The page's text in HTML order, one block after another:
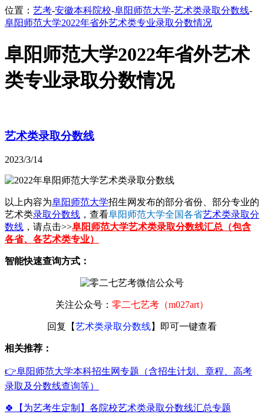
位置： 艺考-安徽本科院校-阜阳师范大学-艺术类录取分数线-
阜阳师范大学2022年省外艺术类专业录取分数情况
阜阳师范大学2022年省外艺术
类专业录取分数情况
艺术类录取分数线
2023/3/14
以上内容为阜阳师范大学招生网发布的部分省份、部分专业的
艺术类录取分数线 ，查看阜阳师范大学全国各省艺术类录取分
数线 ，请点击>>阜阳师范大学艺术类录取分数线汇总（包含
各省、各艺术类专业）
智能快速查询方式：
关注公众号： 零二七艺考（m027art）
回复【艺术类录取分数线】即可一键查看
相关推荐：
👉阜阳师范大学本科招生网专题（含招生计划、章程、高考
录取及分数线查询等）
🍀【为艺考生定制】各院校艺术类录取分数线汇总专题